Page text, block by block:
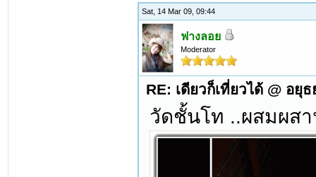
Sat, 14 Mar 09, 09:44
ฟางลอย
Moderator
RE: เดียวก็เที่ยวได้ @ อยุ
วัดชั้นโท ..ผสมผส